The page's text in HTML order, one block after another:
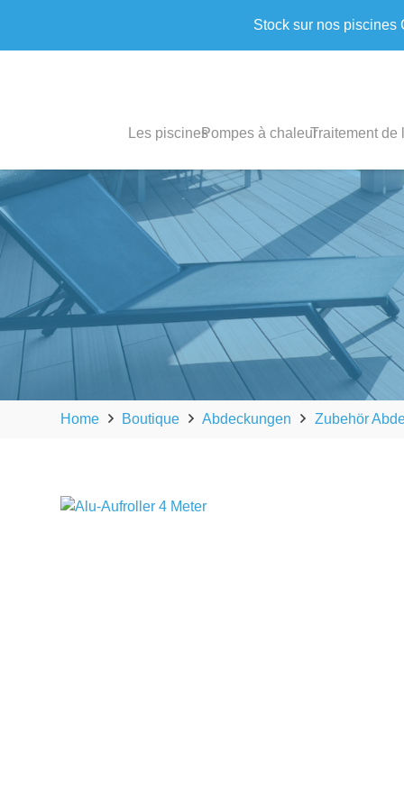
Stock sur nos piscines
Les piscinesPompes à chaleurTraitement de
Home Boutique Abdeckungen Zubehör